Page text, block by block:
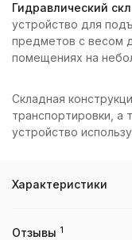
Гидравлический
устройство для
предметов с весом
помещениях на
Складная
транспортировки, а
устройство
Характеристики
Отзывы 1